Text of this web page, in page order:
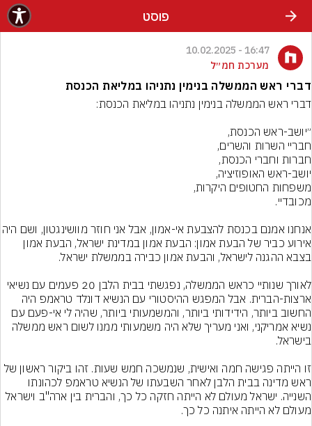
פוסט
16:47 - 10.02.2025
מערכת חמ״ל
דברי ראש הממשלה בנימין נתניהו במליאת הכנסת